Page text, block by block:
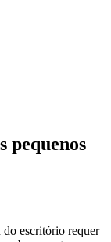
pequenos
do escritório requer